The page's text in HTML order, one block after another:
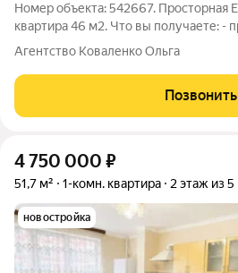
Номер объекта: 542667. Просторная
квартира 46 м2. Что вы получаете: -
комнатная квартира площадью 46 м2
позволит с комфортом
Агентство Коваленко Ольга
Позвонить
4 750 000 ₽
51,7 м² 1-комн. квартира 2 этаж из 5
новостройка